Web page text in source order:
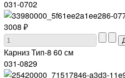
031-0702
3008 ₽
Карниз Тип-8 60 см
031-0829